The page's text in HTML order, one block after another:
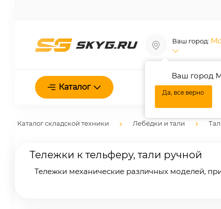
Ваш город:
Ваш город
Да, все верно
Каталог О нас
Каталог складской техники Лебёдки и тали
Тележки к тельферу, тали ручной
Тележки механические различных моделей,